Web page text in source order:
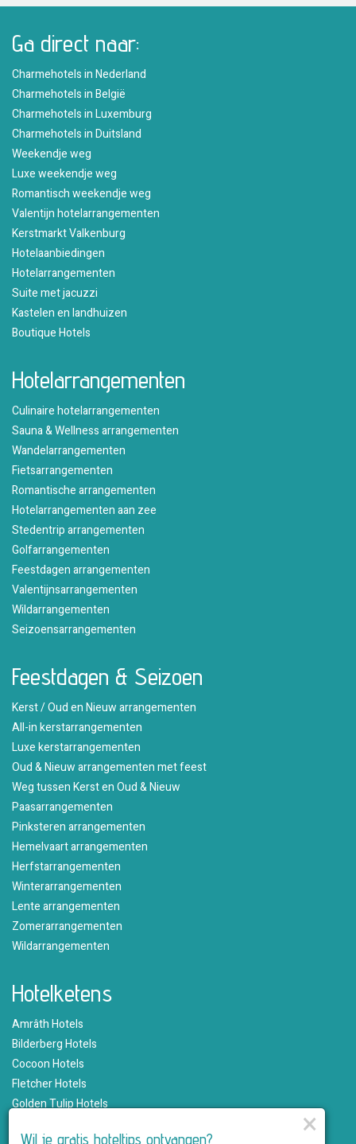
Ga direct naar:
Charmehotels in Nederland
Charmehotels in België
Charmehotels in Luxemburg
Charmehotels in Duitsland
Weekendje weg
Luxe weekendje weg
Romantisch weekendje weg
Valentijn hotelarrangementen
Kerstmarkt Valkenburg
Hotelaanbiedingen
Hotelarrangementen
Suite met jacuzzi
Kastelen en landhuizen
Boutique Hotels
Hotelarrangementen
Culinaire hotelarrangementen
Sauna & Wellness arrangementen
Wandelarrangementen
Fietsarrangementen
Romantische arrangementen
Hotelarrangementen aan zee
Stedentrip arrangementen
Golfarrangementen
Feestdagen arrangementen
Valentijnsarrangementen
Wildarrangementen
Seizoensarrangementen
Feestdagen & Seizoen
Kerst / Oud en Nieuw arrangementen
All-in kerstarrangementen
Luxe kerstarrangementen
Oud & Nieuw arrangementen met feest
Weg tussen Kerst en Oud & Nieuw
Paasarrangementen
Pinksteren arrangementen
Hemelvaart arrangementen
Herfstarrangementen
Winterarrangementen
Lente arrangementen
Zomerarrangementen
Wildarrangementen
Hotelketens
Amrâth Hotels
Bilderberg Hotels
Cocoon Hotels
Fletcher Hotels
Golden Tulip Hotels
×
Wil je gratis hoteltips ontvangen?